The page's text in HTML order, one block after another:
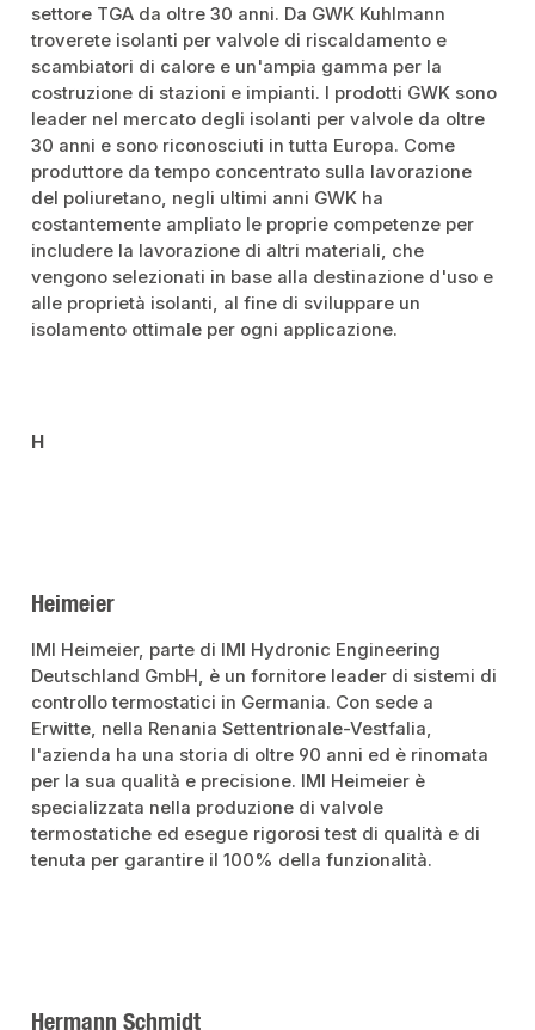
settore TGA da oltre 30 anni. Da GWK Kuhlmann
troverete isolanti per valvole di riscaldamento e
scambiatori di calore e un'ampia gamma per la
costruzione di stazioni e impianti. I prodotti GWK sono
leader nel mercato degli isolanti per valvole da oltre
30 anni e sono riconosciuti in tutta Europa. Come
produttore da tempo concentrato sulla lavorazione
del poliuretano, negli ultimi anni GWK ha
costantemente ampliato le proprie competenze per
includere la lavorazione di altri materiali, che
vengono selezionati in base alla destinazione d'uso e
alle proprietà isolanti, al fine di sviluppare un
isolamento ottimale per ogni applicazione.
H
Heimeier
IMI Heimeier, parte di IMI Hydronic Engineering
Deutschland GmbH, è un fornitore leader di sistemi di
controllo termostatici in Germania. Con sede a
Erwitte, nella Renania Settentrionale-Vestfalia,
l'azienda ha una storia di oltre 90 anni ed è rinomata
per la sua qualità e precisione. IMI Heimeier è
specializzata nella produzione di valvole
termostatiche ed esegue rigorosi test di qualità e di
tenuta per garantire il 100% della funzionalità.
Hermann Schmidt